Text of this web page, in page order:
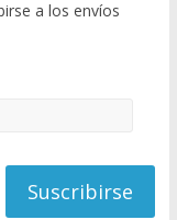
a los envíos